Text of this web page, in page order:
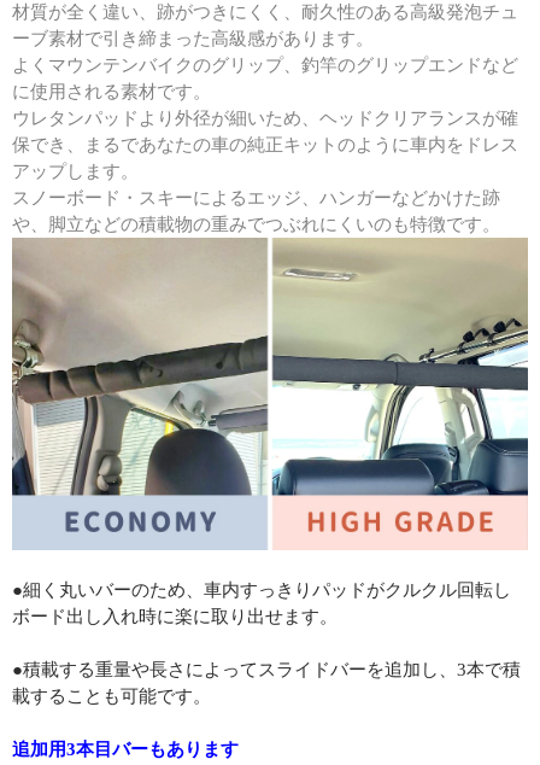
材質が全く違い、跡がつきにくく、耐久性のある高級発泡チュ
ーブ素材で引き締まった高級感があります。
よくマウンテンバイクのグリップ、釣竿のグリップエンドなど
に使用される素材です。
ウレタンパッドより外径が細いため、ヘッドクリアランスが確
保でき、まるであなたの車の純正キットのように車内をドレス
アップします。
スノーボード・スキーによるエッジ、ハンガーなどかけた跡
や、脚立などの積載物の重みでつぶれにくいのも特徴です。
●細く丸いバーのため、車内すっきりパッドがクルクル回転し
ボード出し入れ時に楽に取り出せます。
●積載する重量や長さによってスライドバーを追加し、3本で積
載することも可能です。
追加用3本目バーもあります